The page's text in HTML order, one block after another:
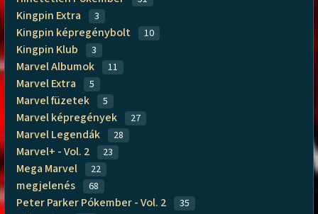
Kingpin Extra 3
Kingpin képregénybolt 10
Kingpin Klub 3
Marvel Albumok 11
Marvel Extra 5
Marvel füzetek 5
Marvel képregények 27
Marvel Legendák 28
Marvel+ - Vol. 2 23
Mega Marvel 22
megjelenés 68
Peter Parker Pókember - Vol. 2 35